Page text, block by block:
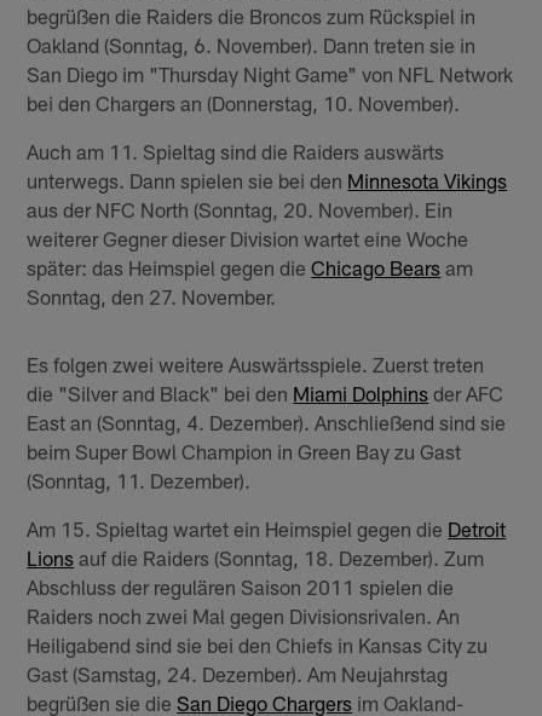
begrüßen die Raiders die Broncos zum Rückspiel in
Oakland (Sonntag, 6. November). Dann treten sie in
San Diego im "Thursday Night Game" von NFL Network
bei den Chargers an (Donnerstag, 10. November).
Auch am 11. Spieltag sind die Raiders auswärts
unterwegs. Dann spielen sie bei den Minnesota Vikings
aus der NFC North (Sonntag, 20. November). Ein
weiterer Gegner dieser Division wartet eine Woche
später: das Heimspiel gegen dieChicago Bears am
Sonntag, den 27. November.
Es folgen zwei weitere Auswärtsspiele. Zuerst treten
die "Silver and Black" bei den Miami Dolphins der AFC
East an (Sonntag, 4. Dezember). Anschließend sind sie
beim Super Bowl Champion in Green Bay zu Gast
(Sonntag, 11. Dezember).
Am 15. Spieltag wartet ein Heimspiel gegen die Detroit
Lions auf die Raiders (Sonntag, 18. Dezember). Zum
Abschluss der regulären Saison 2011 spielen die
Raiders noch zwei Mal gegen Divisionsrivalen. An
Heiligabend sind sie bei den Chiefs in Kansas City zu
Gast (Samstag, 24. Dezember). Am Neujahrstag
begrüßen sie dieSan Diego Chargers im Oakland-